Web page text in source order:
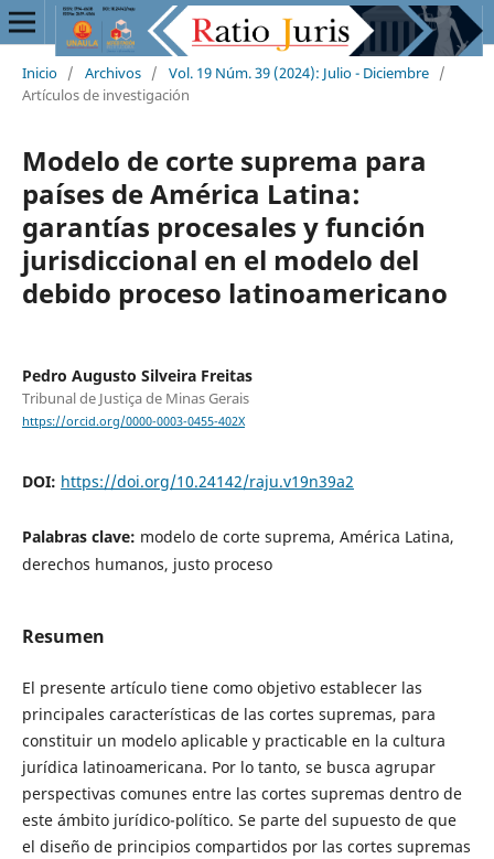
Inicio / Archivos / Vol. 19 Núm. 39 (2024): Julio - Diciembre /
Artículos de investigación
Modelo de corte suprema para
países de América Latina:
garantías procesales y función
jurisdiccional en el modelo del
debido proceso latinoamericano
Pedro Augusto Silveira Freitas
Tribunal de Justiça de Minas Gerais
https://orcid.org/0000-0003-0455-402X
DOI: https://doi.org/10.24142/raju.v19n39a2
Palabras clave: modelo de corte suprema, América Latina,
derechos humanos, justo proceso
Resumen
El presente artículo tiene como objetivo establecer las
principales características de las cortes supremas, para
constituir un modelo aplicable y practicable en la cultura
jurídica latinoamericana. Por lo tanto, se busca agrupar
perspectivas comunes entre las cortes supremas dentro de
este ámbito jurídico-político. Se parte del supuesto de que
el diseño de principios compartidos por las cortes supremas